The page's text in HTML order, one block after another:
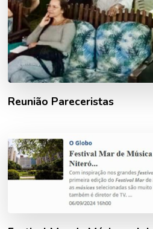
Reunião Pareceristas